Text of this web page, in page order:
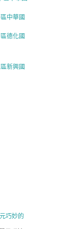
中華國
德化國
新興國
巧妙的